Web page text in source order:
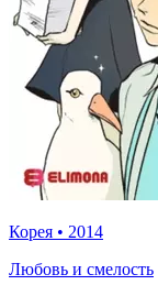
Корея • 2014
Любовь и смелость